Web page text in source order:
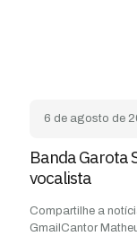
6 de agosto de
Banda Garota
vocalista
Compartilhe a
GmailCantor